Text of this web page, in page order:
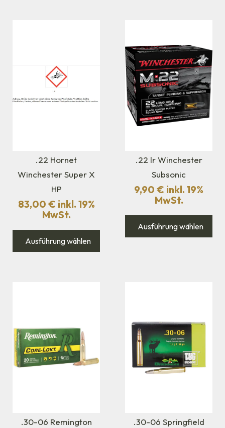
.22 Hornet
Winchester Super X
HP
83,00 € inkl. 19%
MwSt.
Ausführung wählen
.22 lr Winchester
Subsonic
9,90 € inkl. 19%
MwSt.
Ausführung wählen
.30-06 Remington
.30-06 Springfield